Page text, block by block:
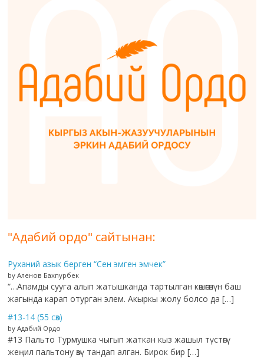
"Адабий ордо" сайтынан:
Руханий азык берген “Сен эмген эмчек”
by Аленов Бахпурбек
“…Апамды сууга алып жатышканда тартылган көшөгөнүн баш
жагында карап отурган элем. Акыркы жолу болсо да […]
#13-14 (55 сөз)
by Адабий Ордо
#13 Пальто Турмушка чыгып жаткан кыз жашыл түстөгү
жеңил пальтону өзү тандап алган. Бирок бир […]